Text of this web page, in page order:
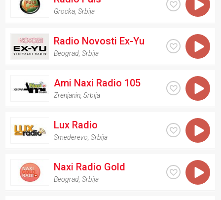
Grocka ,Srbija
Radio Novosti Ex-Yu
Beograd ,Srbija
Ami Naxi Radio 105
Zrenjanin ,Srbija
Lux Radio
Smederevo ,Srbija
Naxi Radio Gold
Beograd ,Srbija